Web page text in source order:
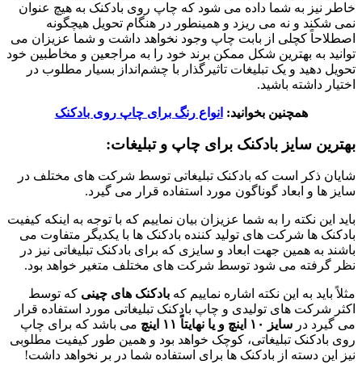
خاطر نیز به شما داده می شود که چاپ روی بادکنک به هیچ عنوان
نمی شکند و نه می ریزد و همینطور در هنگام تحویل هیچگونه
اصطلاحاً کچلی از بابت چاپ وجود نخواهد داشت و شما عزیزان می
توانید به بهترین شکل ممکن برند خود را به مراجعین و مخاطبین خود
تحویل دهید و یک تبلیغات تاثیرگذار با چشم‌انداز بسیار مطلوب در
اختیار داشته باشید.
همچنین بخوانید: انواع رنگ برای چاپ روی بادکنک
بهترین سایز بادکنک برای چاپ و تبلیغات:
شایان ذکر است که بادکنک تبلیغاتی توسط شرکت های مختلف در
سایز ها و ابعاد گوناگون مورد استفاده قرار می گیرد.
باید این نکته را به شما عزیزان بیان نماییم که با توجه به اینکه کیفیت
بادکنک ها شرکت های تولید کننده بادکنک ها با یکدیگر متفاوت می
باشند به همین جهت ابعاد و سایزی که برای بادکنک تبلیغاتی نیز در
نظر گرفته می شود توسط شرکت های مختلف متغیر خواهد بود.
مثلاً باید به این نکته اشاره نماییم که بادکنک های چینی که توسط
اکثر شرکت های تولیدی و چاپ بادکنک تبلیغاتی مورد استفاده قرار
می گیرد در سایز ۱۰ اینچ و یا نهایتاً ۱۱ اینچ
می باشد که برای چاپ
روی بادکنک تبلیغاتی، کوچک خواهد بود و همین طور کیفیت مطلوبی
نیز این دسته از بادکنک ها برای استفاده شما در بر نخواهد داشت!